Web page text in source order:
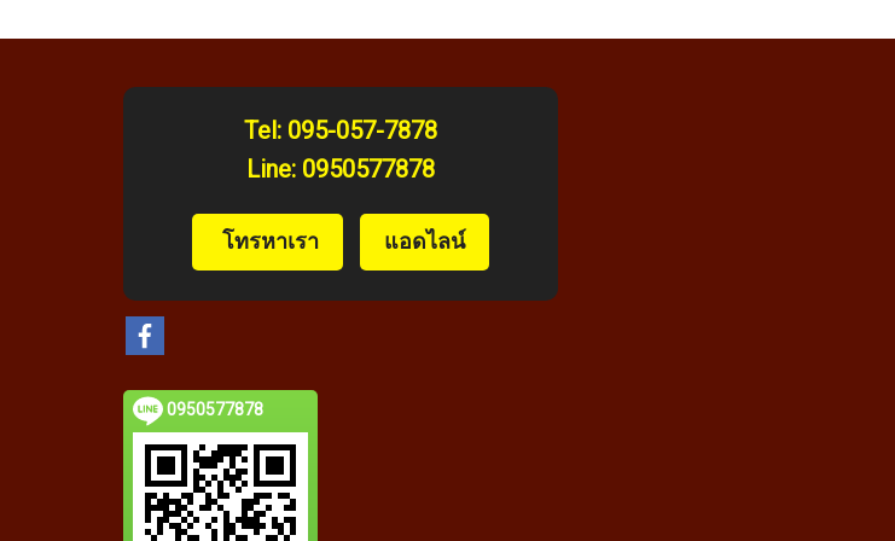
Tel: 095-057-7878
Line: 0950577878
️ โทรหาเรา แอดไลน์
0950577878